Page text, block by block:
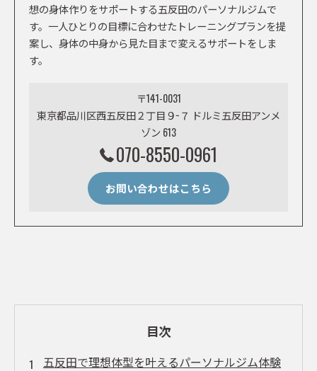
想の身体作りをサポートする五反田のパーソナルジムで
す。一人ひとりの目標に合わせたトレーニングプランを提
案し、身体の中身から見た目まで変えるサポートをしま
す。
〒141-0031
東京都品川区西五反田２丁目９−７ ドルミ五反田アンメ
ゾン 613
070-8550-0961
お問い合わせはこちら
目次
五反田で理想体型を叶えるパーソナルジム体験